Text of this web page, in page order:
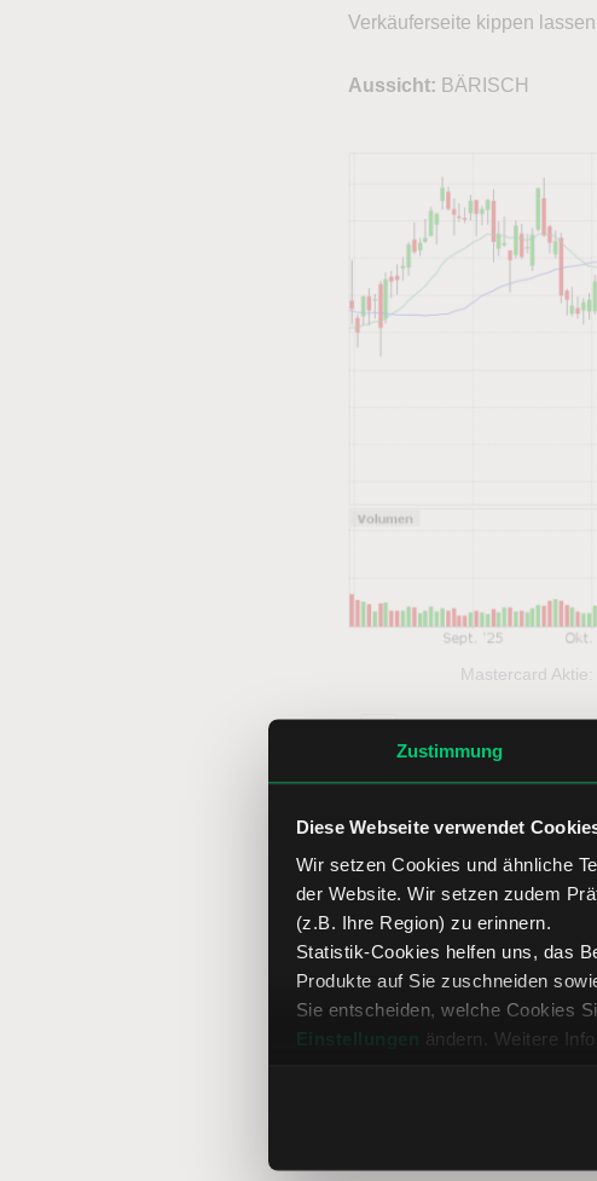
Zustimmung
Diese Webseite verwendet
Wir setzen Cookies und ähnliche
der Website. Wir setzen zudem
(z.B. Ihre Region) zu erinnern.
Statistik-Cookies helfen uns, das
Produkte auf Sie zuschneiden
Sie entscheiden, welche Cookies
Einstellungen
ändern. Weitere
Verkäuferseite kippen
Aussicht: BÄRISCH
Mastercard
ild
ze
Der Inhalt dieses Artikels
anders angegeben,
können aber Analysen